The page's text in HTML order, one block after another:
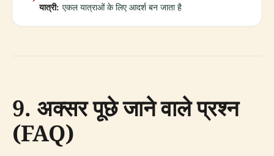
यात्री: एकल यात्राओं के लिए आदर्श बन जाता है
9. अक्सर पूछे जाने वाले प्रश्न
(FAQ)